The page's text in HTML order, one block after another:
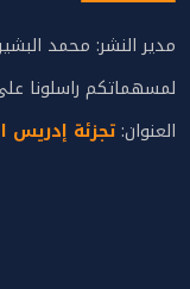
مدير النشر: محمد
لمسهماتكم راسلونا
العنوان:تجزئة إدريس الحارثي